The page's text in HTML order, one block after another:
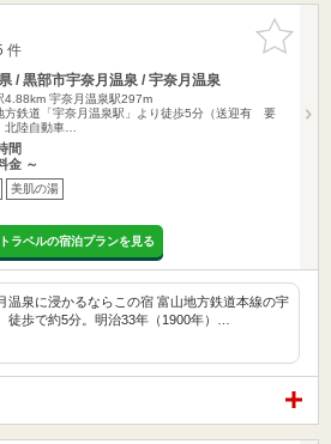
お気に入
りに追加
件
/ 黒部市宇奈月温泉 / 宇奈月温泉
4.88km 宇奈月温泉駅297m
方鉄道「宇奈月温泉駅」より徒歩5分（送迎有 要
北陸自動車…
間
金 ～
美肌の湯
ラベルの宿泊プランを見る
温泉に浸かるならこの宿 富山地方鉄道本線の宇
徒歩で約5分。明治33年（1900年）…